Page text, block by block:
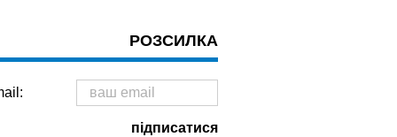
РОЗСИЛКА